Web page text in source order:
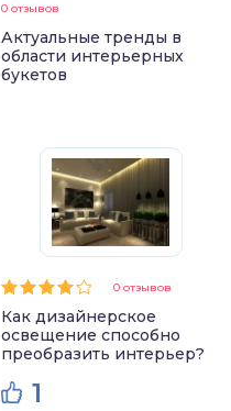
0 отзывов
Актуальные тренды в
области интерьерных
букетов
0 отзывов
Как дизайнерское
освещение способно
преобразить интерьер?
1